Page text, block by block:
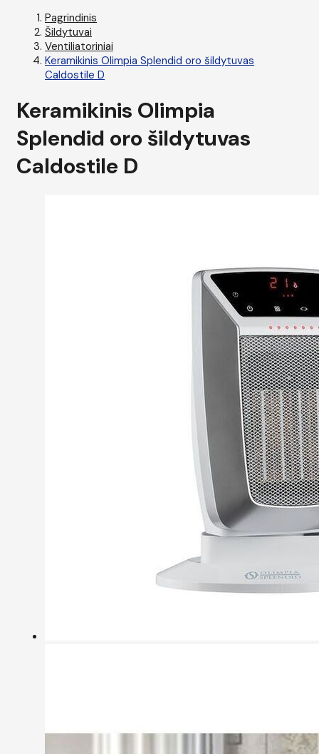
Pagrindinis
Šildytuvai
Ventiliatoriniai
Keramikinis Olimpia Splendid oro šildytuvas
Caldostile D
Keramikinis Olimpia
Splendid oro šildytuvas
Caldostile D